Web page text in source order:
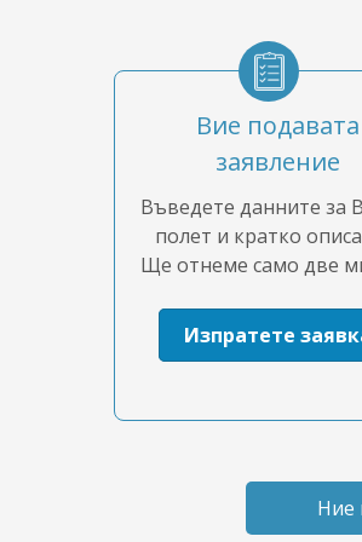
Вие подавата
заявление
Въведете данните за
полет и кратко
Ще отнеме само две
Изпратете
Ние